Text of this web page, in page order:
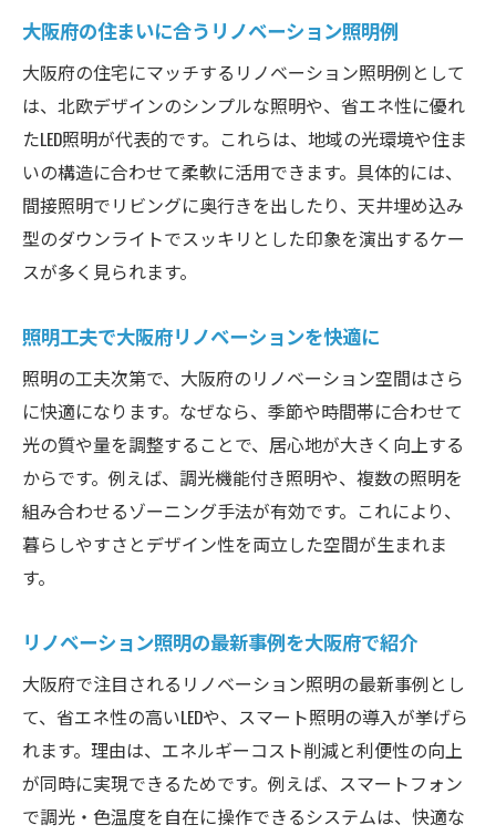
大阪府の住まいに合うリノベーション照明例
大阪府の住宅にマッチするリノベーション照明例として
は、北欧デザインのシンプルな照明や、省エネ性に優れ
たLED照明が代表的です。これらは、地域の光環境や住ま
いの構造に合わせて柔軟に活用できます。具体的には、
間接照明でリビングに奥行きを出したり、天井埋め込み
型のダウンライトでスッキリとした印象を演出するケー
スが多く見られます。
照明工夫で大阪府リノベーションを快適に
照明の工夫次第で、大阪府のリノベーション空間はさら
に快適になります。なぜなら、季節や時間帯に合わせて
光の質や量を調整することで、居心地が大きく向上する
からです。例えば、調光機能付き照明や、複数の照明を
組み合わせるゾーニング手法が有効です。これにより、
暮らしやすさとデザイン性を両立した空間が生まれま
す。
リノベーション照明の最新事例を大阪府で紹介
大阪府で注目されるリノベーション照明の最新事例とし
て、省エネ性の高いLEDや、スマート照明の導入が挙げら
れます。理由は、エネルギーコスト削減と利便性の向上
が同時に実現できるためです。例えば、スマートフォン
で調光・色温度を自在に操作できるシステムは、快適な